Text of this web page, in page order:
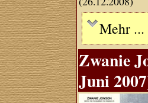
Mehr ...
Zwanie
Juni